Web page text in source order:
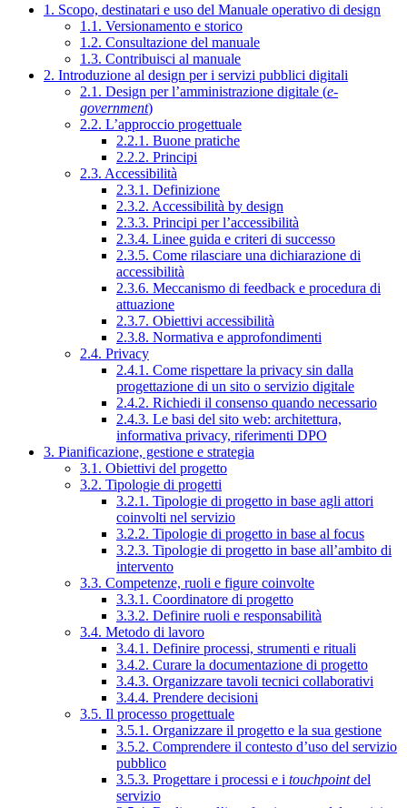
1. Scopo, destinatari e uso del Manuale operativo di design
1.1. Versionamento e storico
1.2. Consultazione del manuale
1.3. Contribuisci al manuale
2. Introduzione al design per i servizi pubblici digitali
2.1. Design per l’amministrazione digitale (e-
government)
2.2. L’approccio progettuale
2.2.1. Buone pratiche
2.2.2. Principi
2.3. Accessibilità
2.3.1. Definizione
2.3.2. Accessibilità by design
2.3.3. Principi per l’accessibilità
2.3.4. Linee guida e criteri di successo
2.3.5. Come rilasciare una dichiarazione di
accessibilità
2.3.6. Meccanismo di feedback e procedura di
attuazione
2.3.7. Obiettivi accessibilità
2.3.8. Normativa e approfondimenti
2.4. Privacy
2.4.1. Come rispettare la privacy sin dalla
progettazione di un sito o servizio digitale
2.4.2. Richiedi il consenso quando necessario
2.4.3. Le basi del sito web: architettura,
informativa privacy, riferimenti DPO
3. Pianificazione, gestione e strategia
3.1. Obiettivi del progetto
3.2. Tipologie di progetti
3.2.1. Tipologie di progetto in base agli attori
coinvolti nel servizio
3.2.2. Tipologie di progetto in base al focus
3.2.3. Tipologie di progetto in base all’ambito di
intervento
3.3. Competenze, ruoli e figure coinvolte
3.3.1. Coordinatore di progetto
3.3.2. Definire ruoli e responsabilità
3.4. Metodo di lavoro
3.4.1. Definire processi, strumenti e rituali
3.4.2. Curare la documentazione di progetto
3.4.3. Organizzare tavoli tecnici collaborativi
3.4.4. Prendere decisioni
3.5. Il processo progettuale
3.5.1. Organizzare il progetto e la sua gestione
3.5.2. Comprendere il contesto d’uso del servizio
pubblico
3.5.3. Progettare i processi e i touchpointdel
servizio